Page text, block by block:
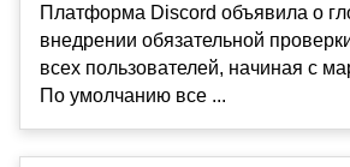
Платформа Discord объявила о
внедрении обязательной
всех пользователей, начиная с
По умолчанию все ...